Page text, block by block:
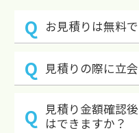
お見積りは無料
見積りの際に立
見積り金額確認
はできますか？